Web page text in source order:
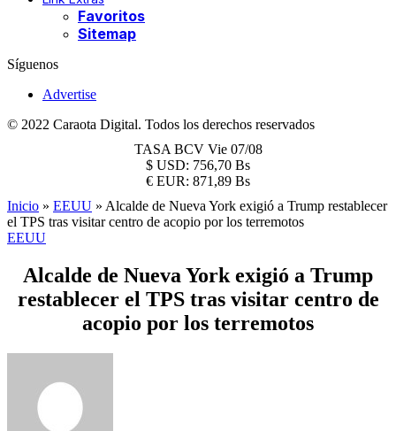
Favoritos
Sitemap
Síguenos
Advertise
© 2022 Caraota Digital. Todos los derechos reservados
TASA BCV Vie 07/08
$ USD: 756,70 Bs
€ EUR: 871,89 Bs
Inicio » EEUU » Alcalde de Nueva York exigió a Trump restablecer
el TPS tras visitar centro de acopio por los terremotos
EEUU
Alcalde de Nueva York exigió a Trump
restablecer el TPS tras visitar centro de
acopio por los terremotos